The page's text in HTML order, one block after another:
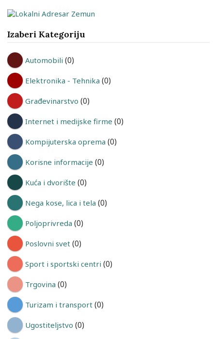
Izaberi Kategoriju
Automobili (0)
Elektronika - Tehnika (0)
Građevinarstvo (0)
Internet i medijske firme (0)
Kompijuterska oprema (0)
Korisne informacije (0)
Kuća i dvorište (0)
Nega kose, lica i tela (0)
Poljoprivreda (0)
Poslovni svet (0)
Sport i sportski centri (0)
Trgovina (0)
Turizam i transport (0)
Ugostiteljstvo (0)